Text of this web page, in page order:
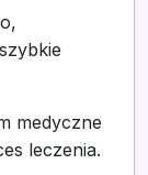
medyczne
leczenia.